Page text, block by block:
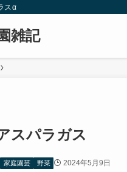
スα
雑記
スパラガス
家庭園芸 野菜 2024年5月9日